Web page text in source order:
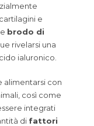
e
brodo di
rivelarsi una
ialuronico.
alimentarsi con
così come
integrati
di fattori